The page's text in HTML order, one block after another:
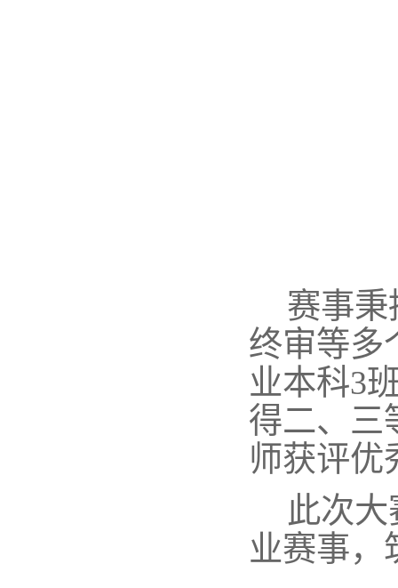
赛事秉
终审等多
业本科3
得二、三
师获评优
此次
业赛事，